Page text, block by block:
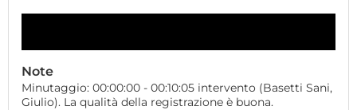
Note
Minutaggio: 00:00:00 - 00:10:05 intervento (Basetti Sani,
Giulio). La qualità della registrazione è buona.